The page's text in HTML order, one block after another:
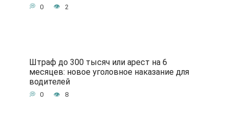
0 2
Штраф до 300 тысяч или арест на 6
месяцев: новое уголовное наказание для
водителей
0 8